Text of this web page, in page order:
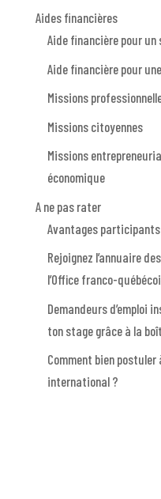
Aides financières
Aide financière pour
Aide financière pour
Missions
Missions citoyennes
Missions
économique
A ne pas rater
Avantages participants
Rejoignez l’annuaire
l’Office franco-
Demandeurs d’emploi
ton stage grâce à la
Comment bien
international ?